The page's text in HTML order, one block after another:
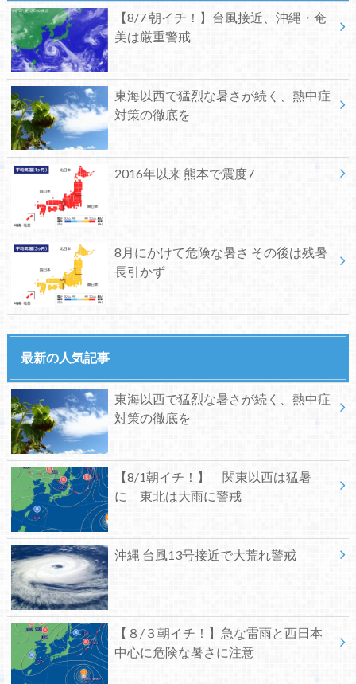
【8/7 朝イチ！】台風接近、沖縄・奄
美は厳重警戒
東海以西で猛烈な暑さが続く、熱中症
対策の徹底を
2016年以来 熊本で震度7
8月にかけて危険な暑さ その後は残暑
長引かず
最新の人気記事
東海以西で猛烈な暑さが続く、熱中症
対策の徹底を
【8/1朝イチ！】 関東以西は猛暑
に 東北は大雨に警戒
沖縄 台風13号接近で大荒れ警戒
【８/３朝イチ！】急な雷雨と西日本
中心に危険な暑さに注意